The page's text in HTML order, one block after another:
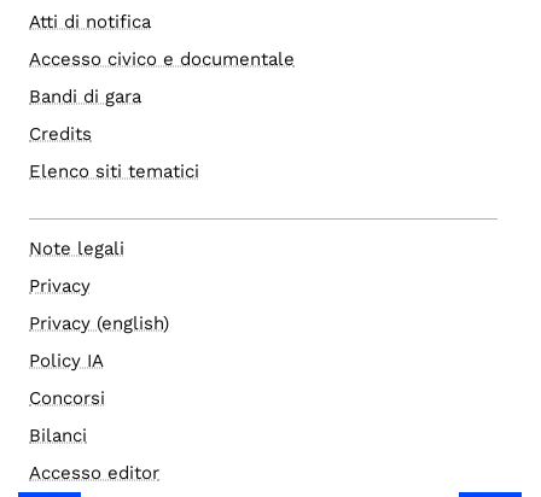
Atti di notifica
Accesso civico e documentale
Bandi di gara
Credits
Elenco siti tematici
Note legali
Privacy
Privacy (english)
Policy IA
Concorsi
Bilanci
Accesso editor